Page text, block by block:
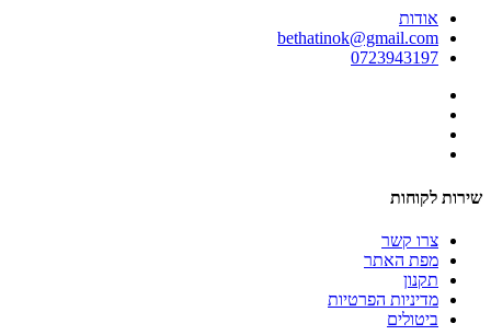
אודות
bethatinok@gmail.com
0723943197
שירות לקוחות
צרו קשר
מפת האתר
תקנון
מדיניות הפרטיות
ביטולים